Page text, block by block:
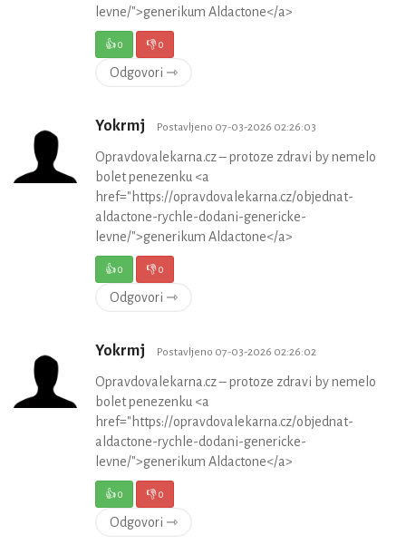
levne/">generikum Aldactone</a>
👍0 👎0
Odgovori ⇾
Yokrmj Postavljeno 07-03-2026 02:26:03
Opravdovalekarna.cz – protoze zdravi by nemelo
bolet penezenku <a
href="https://opravdovalekarna.cz/objednat-
aldactone-rychle-dodani-genericke-
levne/">generikum Aldactone</a>
👍0 👎0
Odgovori ⇾
Yokrmj Postavljeno 07-03-2026 02:26:02
Opravdovalekarna.cz – protoze zdravi by nemelo
bolet penezenku <a
href="https://opravdovalekarna.cz/objednat-
aldactone-rychle-dodani-genericke-
levne/">generikum Aldactone</a>
👍0 👎0
Odgovori ⇾